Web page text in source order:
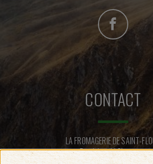
CONTACT
LA FROMAGERIE DE SAINT-
Rue Léopold Chastang